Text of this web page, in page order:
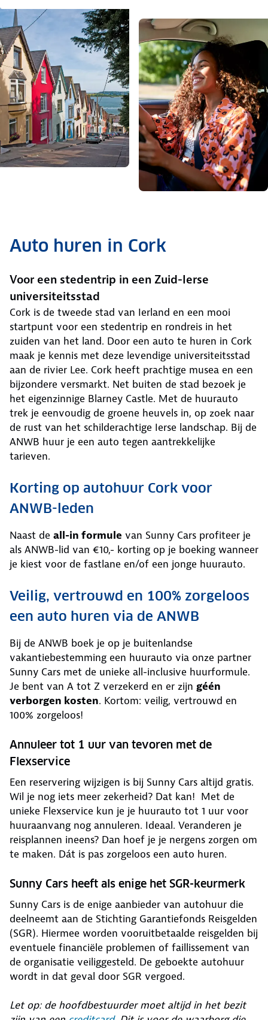
Auto huren in Cork
Voor een stedentrip in een Zuid-Ierse
universiteitsstad
Cork is de tweede stad van Ierland en een mooi
startpunt voor een stedentrip en rondreis in het
zuiden van het land. Door een auto te huren in Cork
maak je kennis met deze levendige universiteitsstad
aan de rivier Lee. Cork heeft prachtige musea en een
bijzondere versmarkt. Net buiten de stad bezoek je
het eigenzinnige Blarney Castle. Met de huurauto
trek je eenvoudig de groene heuvels in, op zoek naar
de rust van het schilderachtige Ierse landschap. Bij de
ANWB huur je een auto tegen aantrekkelijke
tarieven.
Korting op autohuur Cork voor
ANWB-leden
Naast de all-in formule van Sunny Cars profiteer je
als ANWB-lid van €10,- korting op je boeking wanneer
je kiest voor de fastlane en/of een jonge huurauto.
Veilig, vertrouwd en 100% zorgeloos
een auto huren via de ANWB
Bij de ANWB boek je op je buitenlandse
vakantiebestemming een huurauto via onze partner
Sunny Cars met de unieke all-inclusive huurformule.
Je bent van A tot Z verzekerd en er zijn géén
verborgen kosten. Kortom: veilig, vertrouwd en
100% zorgeloos!
Annuleer tot 1 uur van tevoren met de
Flexservice
Een reservering wijzigen is bij Sunny Cars altijd gratis.
Wil je nog iets meer zekerheid? Dat kan! Met de
unieke Flexservice kun je je huurauto tot 1 uur voor
huuraanvang nog annuleren. Ideaal. Veranderen je
reisplannen ineens? Dan hoef je je nergens zorgen om
te maken. Dát is pas zorgeloos een auto huren.
Sunny Cars heeft als enige het SGR-keurmerk
Sunny Cars is de enige aanbieder van autohuur die
deelneemt aan de Stichting Garantiefonds Reisgelden
(SGR). Hiermee worden vooruitbetaalde reisgelden bij
eventuele financiële problemen of faillissement van
de organisatie veiliggesteld. De geboekte autohuur
wordt in dat geval door SGR vergoed.
Let op: de hoofdbestuurder moet altijd in het bezit